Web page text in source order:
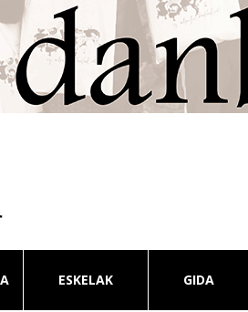
ESKELAK GIDA